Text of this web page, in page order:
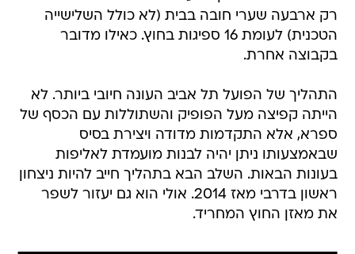
רק ארבעה שערי חובה בבית (לא כולל השלישייה
הטכנית) לעומת 16 ספיגות בחוץ. כאילו מדובר
בקבוצה אחרת.
התהליך של הפועל תל אביב העונה חיובי ביותר. לא
הייתה קפיצה מעל הפופיק והשתוללות עם הכסף של
ספרא, אלא התקדמות מדודה ויצירת בסיס
שבאמצעותו ניתן יהיה לבנות מועמדת לאליפות
בעונות הבאות. השלב הבא בתהליך חייב להיות ניצחון
ראשון בדרבי מאז 2014. אולי הוא גם יעזור לשפר
את מאזן החוץ המחריד.